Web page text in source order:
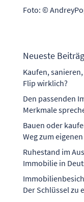
Foto: ©
Neueste
Kaufen,
Flip wirklich?
Den passenden
Merkmale
Bauen oder
Weg zum
Ruhestand im
Immobilie in
Der Schlüssel zu